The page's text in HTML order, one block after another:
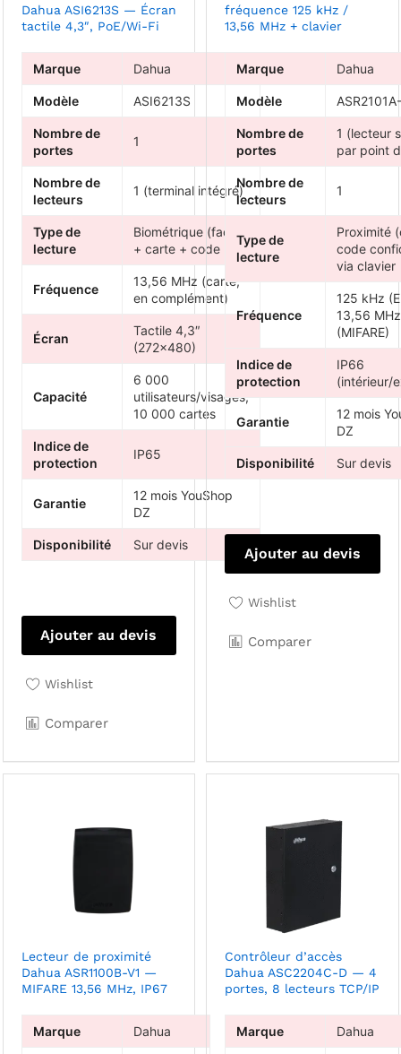
Dahua ASI6213S — Écran
tactile 4,3″, PoE/Wi-Fi
Marque Dahua
Modèle ASI6213S
Nombre de
portes
1
Nombre de
lecteurs
1 (terminal intégré)
Type de
lecture
Biométrique (facial)
+ carte + code
Fréquence
13,56 MHz (carte,
en complément)
Écran
Tactile 4,3″
(272×480)
Capacité
6 000
utilisateurs/visages,
10 000 cartes
Indice de
protection
IP65
Garantie
12 mois YouShop
DZ
Disponibilité Sur devis
Ajouter au devis
Wishlist
Comparer
fréquence 125 kHz /
13,56 MHz + clavier
Marque Dahua
Modèle
Nombre de
portes
1 (lecteur
par point
Nombre de
lecteurs
1
Type de
lecture
Proximité
code
via clavier
Fréquence
125 kHz
13,56 MHz
(MIFARE)
Indice de
protection
IP66
(intérieur/
Garantie
12 mois
DZ
Disponibilité Sur devis
Ajouter au devis
Wishlist
Comparer
Lecteur de proximité
Dahua ASR1100B-V1 —
MIFARE 13,56 MHz, IP67
Marque Dahua
Contrôleur d’accès
Dahua ASC2204C-D — 4
portes, 8 lecteurs TCP/IP
Marque Dahua